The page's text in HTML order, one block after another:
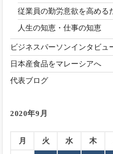
従業員の勤労意欲を高める
人生の知恵・仕事の知恵
ビジネスパーソンインタビュ
日本産食品をマレーシアへ
代表ブログ
2020年9月
月 火 水 木